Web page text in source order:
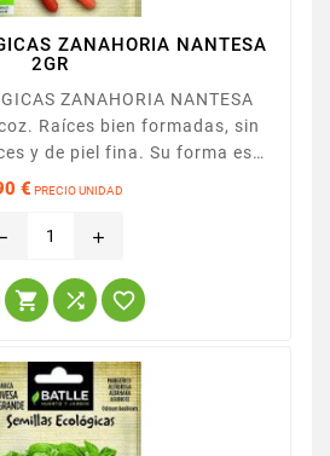
ZANAHORIA NANTESA
2GR
ZANAHORIA NANTESA
Raíces bien formadas, sin
y de piel fina. Su forma es
en punta roma. Buena
mercado.
€ PRECIO UNIDAD
add
  